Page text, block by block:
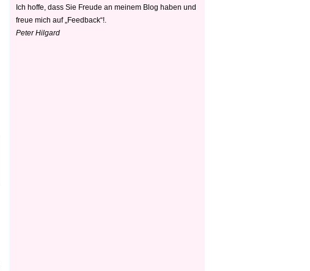
Ich hoffe, dass Sie Freude an meinem Blog haben und
freue mich auf „Feedback“!.
Peter Hilgard